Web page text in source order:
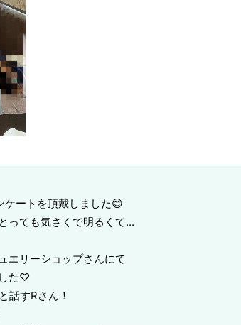
ケートを頂戴しました😊
っても気さくで明るくて...
エリーショップさんにて
た♡
話すRさん！